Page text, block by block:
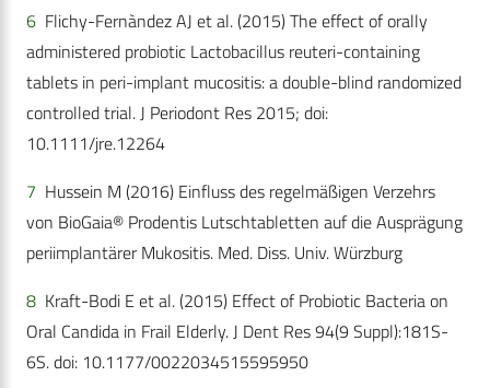
6 Flichy-Fernàndez AJ et al. (2015) The effect of orally
administered probiotic Lactobacillus reuteri-containing
tablets in peri-implant mucositis: a double-blind randomized
controlled trial. J Periodont Res 2015; doi:
10.1111/jre.12264
7 Hussein M (2016) Einfluss des regelmäßigen Verzehrs
von BioGaia® Prodentis Lutschtabletten auf die Ausprägung
periimplantärer Mukositis. Med. Diss. Univ. Würzburg
8 Kraft-Bodi E et al. (2015) Effect of Probiotic Bacteria on
Oral Candida in Frail Elderly. J Dent Res 94(9 Suppl):181S-
6S. doi: 10.1177/0022034515595950